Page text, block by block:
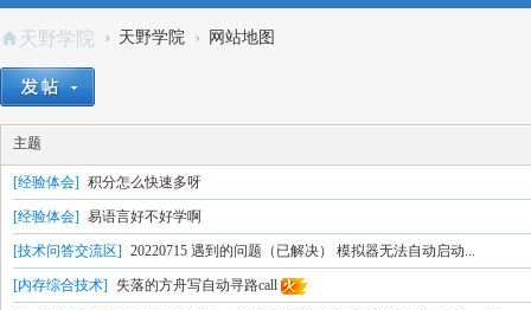
天野学院 › 天野学院 › 网站地图
主题
[经验体会] 积分怎么快速多呀
[经验体会] 易语言好不好学啊
[技术问答交流区] 20220715 遇到的问题（已解决） 模拟器无法自动启动...
[内存综合技术] 失落的方舟写自动寻路call